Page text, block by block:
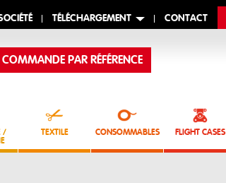
TÉLÉCHARGEMENT CONTACT
COMMANDE PAR RÉFÉRENCE
/
TEXTILE CONSOMMABLES FLIGHT CASES